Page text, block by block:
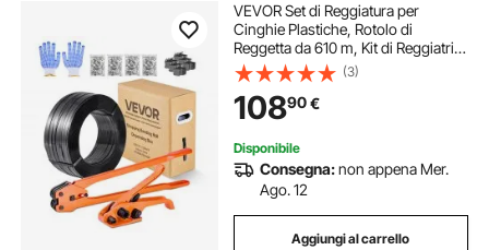
VEVOR Set di Reggiatura per
Cinghie Plastiche, Rotolo di
Reggetta da 610 m, Kit di Reggiatrici
Manuali per Imballaggio Magazzino
Trasporto, con 600 Sigilli Metallici,
200 Protezioni Angolari, Guanti
(3)
10890€
Disponibile
Consegna:non appena Mer.
Ago. 12
Aggiungi al carrello